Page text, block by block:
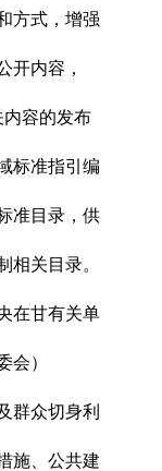
方式，增强
开内容，
内容的发布
标准指引编
准目录，供
相关目录。
在甘有关单
会）
群众切身利
施、公共建